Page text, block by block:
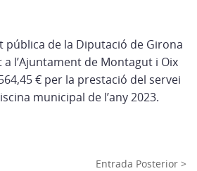
pública de la Diputació de Girona
l’Ajuntament de Montagut i Oix
€ per la prestació del servei
municipal de l’any 2023.
Entrada Posterior >